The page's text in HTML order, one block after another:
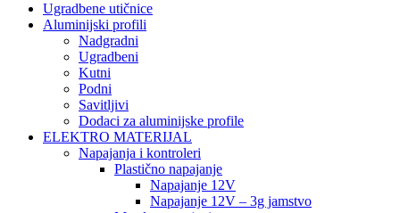
Ugradbene utičnice
Aluminijski profili
Nadgradni
Ugradbeni
Kutni
Podni
Savitljivi
Dodaci za aluminijske profile
ELEKTRO MATERIJAL
Napajanja i kontroleri
Plastično napajanje
Napajanje 12V
Napajanje 12V – 3g jamstvo